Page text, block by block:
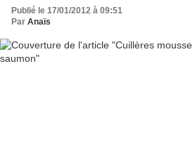
Publié le 17/01/2012 à 09:51
Par Anaïs